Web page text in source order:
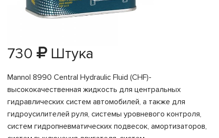
730 Штука
Mannol 8990 Central Hydraulic Fluid (CHF)-
высококачественная жидкость для центральных
гидравлических систем автомобилей, а также для
гидроусилителей руля, системы уровневого контроля,
систем гидропневматических подвесок, амортизаторов,